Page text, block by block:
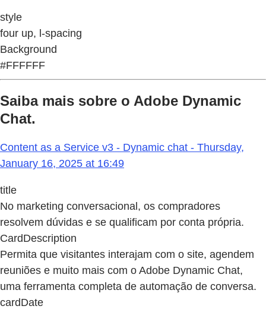
style
four up, l-spacing
Background
#FFFFFF
Saiba mais sobre o Adobe Dynamic
Chat.
Content as a Service v3 - Dynamic chat - Thursday,
January 16, 2025 at 16:49
title
No marketing conversacional, os compradores
resolvem dúvidas e se qualificam por conta própria.
CardDescription
Permita que visitantes interajam com o site, agendem
reuniões e muito mais com o Adobe Dynamic Chat,
uma ferramenta completa de automação de conversa.
cardDate